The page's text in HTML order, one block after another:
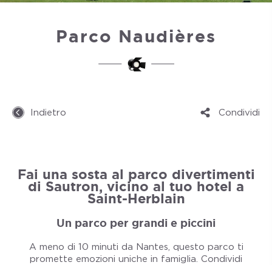
Parco Naudières
Indietro Condividi
Fai una sosta al parco divertimenti
di Sautron, vicino al tuo hotel a
Saint-Herblain
Un parco per grandi e piccini
A meno di 10 minuti da Nantes, questo parco ti
promette emozioni uniche in famiglia. Condividi